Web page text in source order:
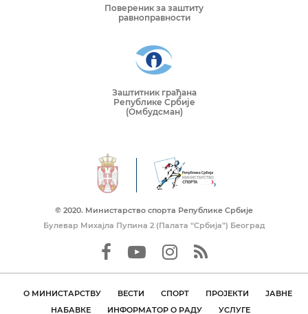
Повереник за заштиту
равноправности
Заштитник грађана
Републике Србије
(Омбудсман)
© 2020. Mинистарство спорта Републике Србије
Булевар Михајла Пупина 2 (Палата “Србија”) Београд
О МИНИСТАРСТВУ ВЕСТИ СПОРТ ПРОЈЕКТИ
ЈАВНЕ
НАБАВКЕ
ИНФОРМАТОР О РАДУ УСЛУГЕ